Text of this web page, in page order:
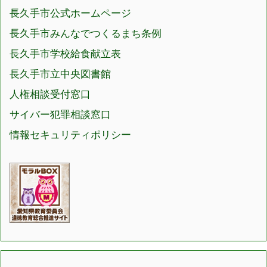
長久手市公式ホームページ
長久手市みんなでつくるまち条例
長久手市学校給食献立表
長久手市立中央図書館
人権相談受付窓口
サイバー犯罪相談窓口
情報セキュリティポリシー